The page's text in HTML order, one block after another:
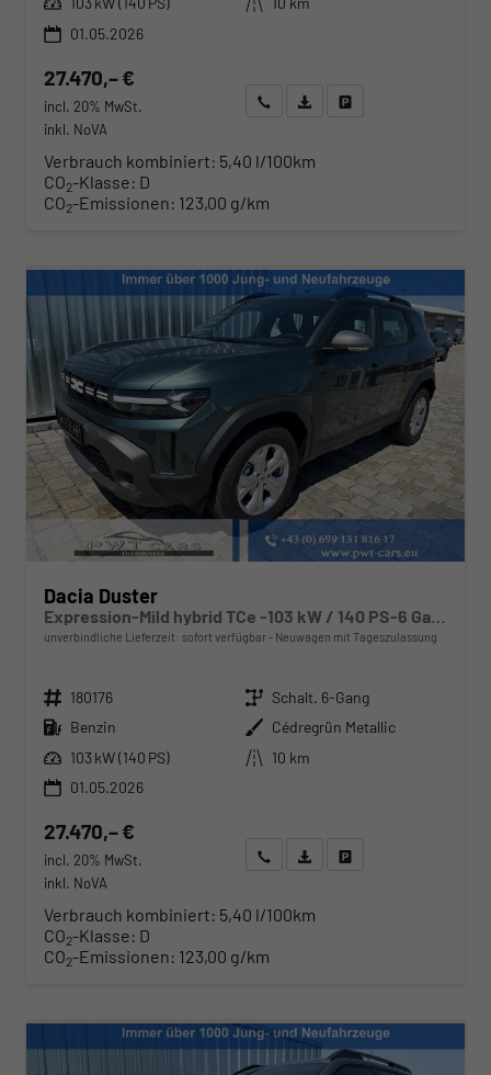
01.05.2026
27.470,– €
incl. 20% MwSt.
inkl. NoVA
Wir rufen Sie anAngebot drucken (PDF)
Verbrauch kombiniert: 5,40 l/100km
CO2-Klasse: D
CO2-Emissionen: 123,00 g/km
Dacia Duster
Expression-Mild hybrid TCe -103 kW / 140 PS-6 Gang-AHK abn.-NAVI-USB-DAB+-WINTERPAKET-PDC&Rückfahrkamera-Tempomat-LED-ALU 17"-sofort
unverbindliche Lieferzeit: sofort verfügbar Neuwagen mit Tageszulassung
Fahrzeugnr. 180176 Getriebe Schalt. 6-Gang
Kraftstoff Benzin Außenfarbe Cédregrün Metallic
Leistung 103 kW (140 PS) Kilometerstand
10 km
01.05.2026
27.470,– €
incl. 20% MwSt.
inkl. NoVA
Wir rufen Sie anAngebot drucken (PDF)
Verbrauch kombiniert: 5,40 l/100km
CO2-Klasse: D
CO2-Emissionen: 123,00 g/km